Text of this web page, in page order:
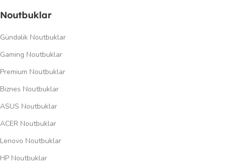
Noutbuklar
Gündəlik Noutbuklar
Gaming Noutbuklar
Premium Noutbuklar
Biznes Noutbuklar
ASUS Noutbuklar
ACER Noutbuklar
Lenovo Noutbuklar
HP Noutbuklar